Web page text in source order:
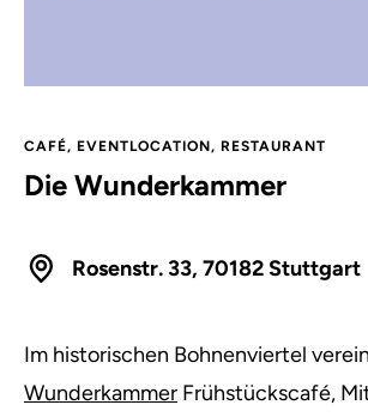
CAFÉ, EVENTLOCATION, RESTAURANT
Die Wunderkammer
Rosenstr. 33, 70182 Stuttgart
Im historischen Bohnenviertel
Wunderkammer Frühstückscafé,